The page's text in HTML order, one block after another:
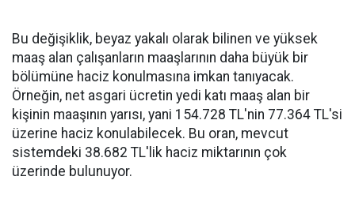
Bu değişiklik, beyaz yakalı olarak bilinen ve yüksek
maaş alan çalışanların maaşlarının daha büyük bir
bölümüne haciz konulmasına imkan tanıyacak.
Örneğin, net asgari ücretin yedi katı maaş alan bir
kişinin maaşının yarısı, yani 154.728 TL'nin 77.364 TL'si
üzerine haciz konulabilecek. Bu oran, mevcut
sistemdeki 38.682 TL'lik haciz miktarının çok
üzerinde bulunuyor.